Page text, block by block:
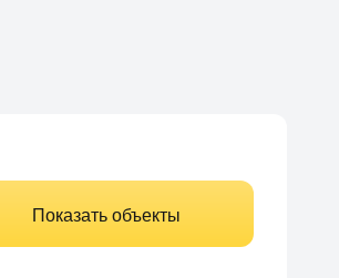
Показать объекты